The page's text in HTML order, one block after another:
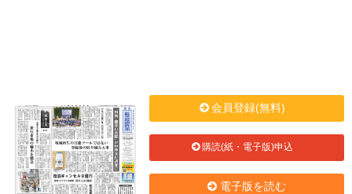
会員登録(無料)
購読(紙・電子版)申込
電子版を読む